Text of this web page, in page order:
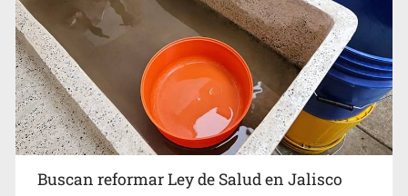
Buscan reformar Ley de Salud en Jalisco